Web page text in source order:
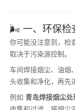
🌬 一、环保检
你可能没注意到，检
取决于污染源控制。
车间焊接烟尘、油烟
头收集和净化，再先
例如 青岛焊接烟尘处